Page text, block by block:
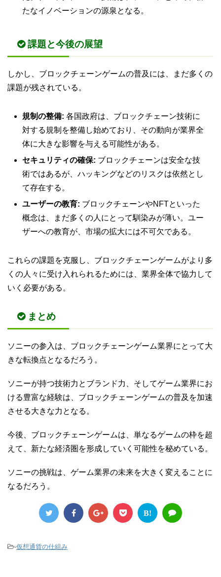
たなイノベーションの源泉となる。
課題と今後の展望
しかし、ブロックチェーンゲームの普及には、まだ多くの
課題が残されている。
規制の整備: 各国政府は、ブロックチェーン技術に
対する規制を整備し始めており、その動向が業界全
体に大きな影響を与える可能性がある。
セキュリティの確保: ブロックチェーンは安全な技
術ではあるが、ハッキングなどのリスクは依然とし
て存在する。
ユーザーの教育: ブロックチェーンやNFTといった
概念は、まだ多くの人にとって馴染みが薄い。ユー
ザーへの教育が、市場の拡大には不可欠である。
これらの課題を克服し、ブロックチェーンゲームがより多
くの人々に受け入れられるためには、業界全体で協力して
いく必要がある。
まとめ
ソニーの参入は、ブロックチェーンゲーム業界にとって大
きな転換点となるだろう。
ソニーが持つ技術力とブランド力、そしてゲーム業界にお
ける豊富な経験は、ブロックチェーンゲームの普及を加速
させる大きな力となる。
今後、ブロックチェーンゲームは、単なるゲームの枠を超
えて、新たな経済圏を形成していく可能性を秘めている。
ソニーの挑戦は、ゲーム業界の未来を大きく変えることに
なるだろう。
B!
-仮想通貨の仕組み